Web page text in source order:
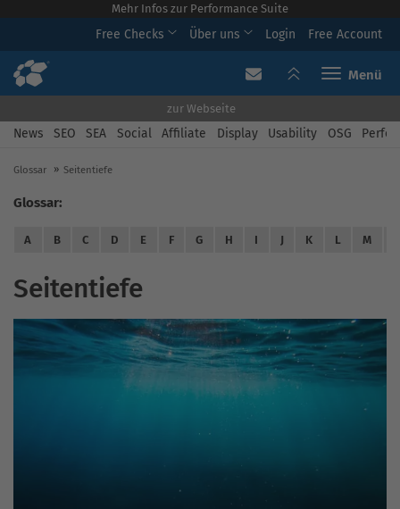
Mehr Infos zur Performance Suite
Free Checks Über uns Login Free Account
Toggle
zur Webseite
News SEO SEA Social Affiliate Display Usability OSG
Glossar Seitentiefe
Glossar:
A B C D E F G H I J K L M
Seitentiefe